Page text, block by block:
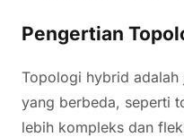
Pengertian
Topologi hybrid
yang berbeda, seperti
lebih kompleks dan